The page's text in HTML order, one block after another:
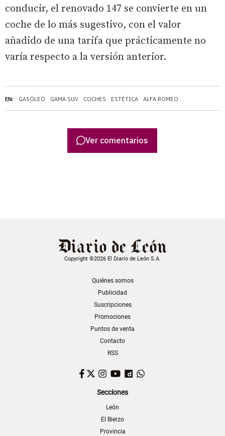
EN: GASÓLEO GAMA SUV COCHES ESTÉTICA ALFA ROMEO
conducir, el renovado 147 se convierte en un
coche de lo más sugestivo, con el valor
añadido de una tarifa que prácticamente no
varía respecto a la versión anterior.
Ver comentarios
Copyright ©2026 El Diario de León S.A.
Quiénes somos
Publicidad
Suscripciones
Promociones
Puntos de venta
Contacto
RSS
Facebook
TwitterInstagram
YouTubeDailymotion
Secciones
León
El Bierzo
Provincia